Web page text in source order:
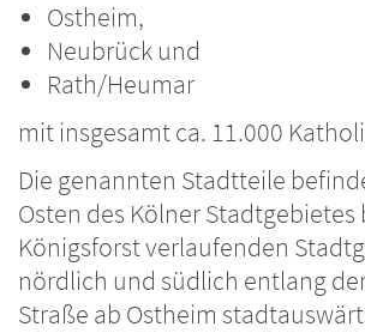
Ostheim,
Neubrück und
Rath/Heumar
mit insgesamt ca. 11.000
Die genannten Stadtteile
Osten des Kölner Stadtgebietes
Königsforst verlaufenden
nördlich und südlich entlang
Straße ab Ostheim